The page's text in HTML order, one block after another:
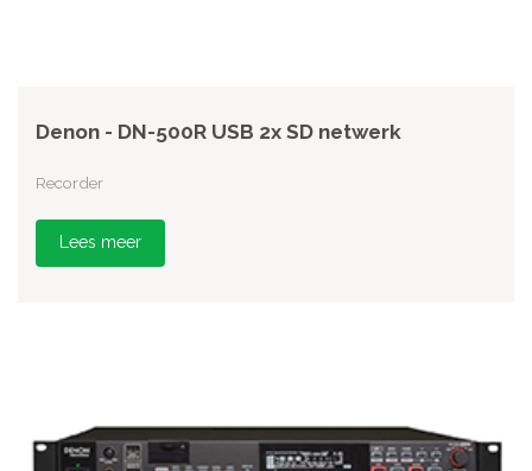
Denon - DN-500R USB 2x SD netwerk
Recorder
Lees meer